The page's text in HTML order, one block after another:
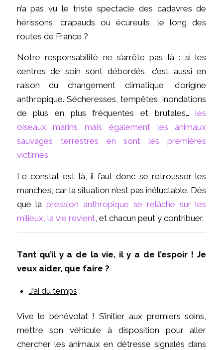
n’a pas vu le triste spectacle des cadavres de
hérissons, crapauds ou écureuils, le long des
routes de France ?
Notre responsabilité ne s’arrête pas là : si les
centres de soin sont débordés, c’est aussi en
raison du changement climatique, d’origine
anthropique. Sécheresses, tempêtes, inondations
de plus en plus fréquentes et brutales…les
oiseaux marins mais également les animaux
sauvages terrestres en sont les premières
victimes.
Le constat est là, il faut donc se retrousser les
manches, car la situation n’est pas inéluctable. Dès
que lapression anthropique se relâche sur les
milieux, la vie revient, et chacun peut y contribuer.
Tant qu’il y a de la vie, il y a de l’espoir ! Je
veux aider, que faire ?
J’ai du temps :
Vive le bénévolat ! S’initier aux premiers soins,
mettre son véhicule à disposition pour aller
chercher les animaux en détresse signalés dans